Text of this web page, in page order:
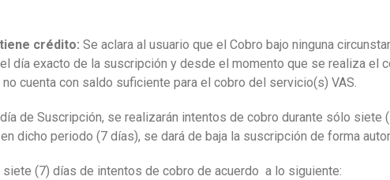
crédito: Se aclara al usuario que el Cobro bajo ninguna
día exacto de la suscripción y desde el momento que se realiza el
cuenta con saldo suficiente para el cobro del servicio(s) VAS.
de Suscripción, se realizarán intentos de cobro durante sólo
dicho periodo (7 días), se dará de baja la suscripción de forma
(7) días de intentos de cobro de acuerdo a lo siguiente: